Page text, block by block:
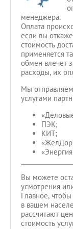
менеджера.
Оплата
если вы
стоимость
применяется
обмен влечет
расходы, их
Мы
услугами
ПЭК;
КИТ;
Вы можете
усмотрения
Главное,
в вашем
рассчитают
стоимость